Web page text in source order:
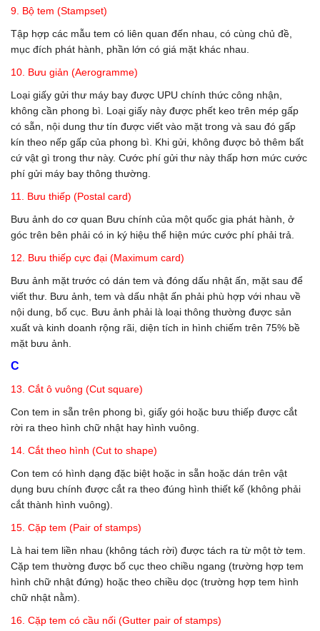
9. Bộ tem (Stampset)
Tập hợp các mẫu tem có liên quan đến nhau, có cùng chủ đề,
mục đích phát hành, phần lớn có giá mặt khác nhau.
10. Bưu giản (Aerogramme)
Loại giấy gửi thư máy bay được UPU chính thức công nhận,
không cần phong bì. Loại giấy này được phết keo trên mép gấp
có sẵn, nội dung thư tín được viết vào mặt trong và sau đó gấp
kín theo nếp gấp của phong bì. Khi gửi, không được bỏ thêm bất
cứ vật gì trong thư này. Cước phí gửi thư này thấp hơn mức cước
phí gửi máy bay thông thường.
11. Bưu thiếp (Postal card)
Bưu ảnh do cơ quan Bưu chính của một quốc gia phát hành, ở
góc trên bên phải có in ký hiệu thể hiện mức cước phí phải trả.
12. Bưu thiếp cực đại (Maximum card)
Bưu ảnh mặt trước có dán tem và đóng dấu nhật ấn, mặt sau để
viết thư. Bưu ảnh, tem và dấu nhật ấn phải phù hợp với nhau về
nội dung, bố cục. Bưu ảnh phải là loại thông thường được sản
xuất và kinh doanh rộng rãi, diện tích in hình chiếm trên 75% bề
mặt bưu ảnh.
C
13. Cắt ô vuông (Cut square)
Con tem in sẵn trên phong bì, giấy gói hoặc bưu thiếp được cắt
rời ra theo hình chữ nhật hay hình vuông.
14. Cắt theo hình (Cut to shape)
Con tem có hình dạng đặc biệt hoặc in sẵn hoặc dán trên vật
dụng bưu chính được cắt ra theo đúng hình thiết kế (không phải
cắt thành hình vuông).
15. Cặp tem (Pair of stamps)
Là hai tem liền nhau (không tách rời) được tách ra từ một tờ tem.
Cặp tem thường được bố cục theo chiều ngang (trường hợp tem
hình chữ nhật đứng) hoặc theo chiều dọc (trường hợp tem hình
chữ nhật nằm).
16. Cặp tem có cầu nối (Gutter pair of stamps)